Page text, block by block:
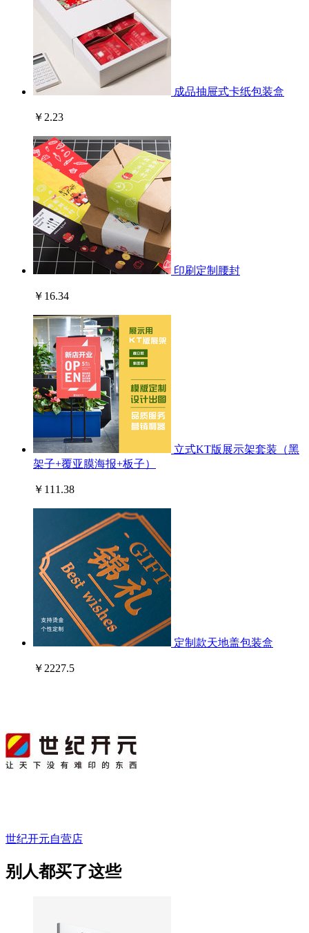
成品抽屉式卡纸包装盒
￥2.23
印刷定制腰封
￥16.34
立式KT版展示架套装（黑
架子+覆亚膜海报+板子）
￥111.38
定制款天地盖包装盒
￥2227.5
世纪开元自营店
别人都买了这些